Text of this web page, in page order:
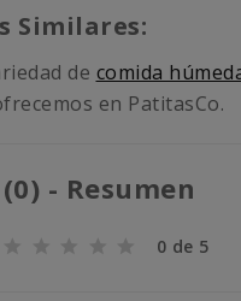
Similares:
de comida
en PatitasCo.
- Resumen
0 de 5